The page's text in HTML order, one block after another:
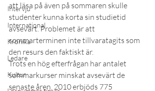
Intervju
International
Krönika
Ledare
Kultur
att läsa på även på sommaren skulle
studenter kunna korta sin studietid
avsevärt. Problemet är att
sommarterminen inte tillvaratagits som
den resurs den faktiskt är.
Trots en hög efterfrågan har antalet
sommarkurser minskat avsevärt de
senaste åren. 2010 erbjöds 775